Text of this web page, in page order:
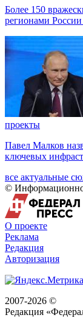
Более 150
регионами России
проекты
Павел Малков
ключевых
все актуальные
©
О проекте
Реклама
Редакция
Авторизация
2007-2026 ©
Редакция «